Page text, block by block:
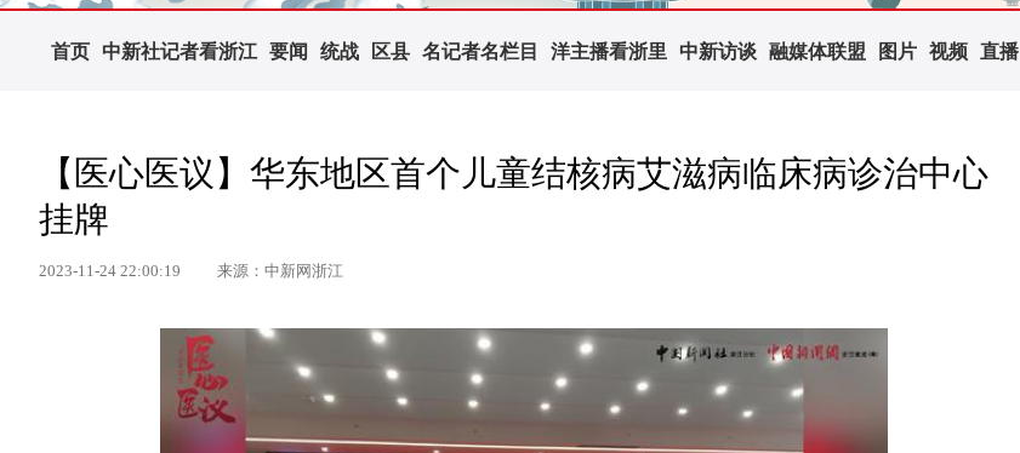
首页 中新社记者看浙江 要闻 统战 区县 名记者名栏目 洋主播看浙里 中新访谈 融媒体联盟 图片 视频 直播
【医心医议】华东地区首个儿童结核病艾滋病临床病诊治中心
挂牌
2023-11-24 22:00:19 来源：中新网浙江